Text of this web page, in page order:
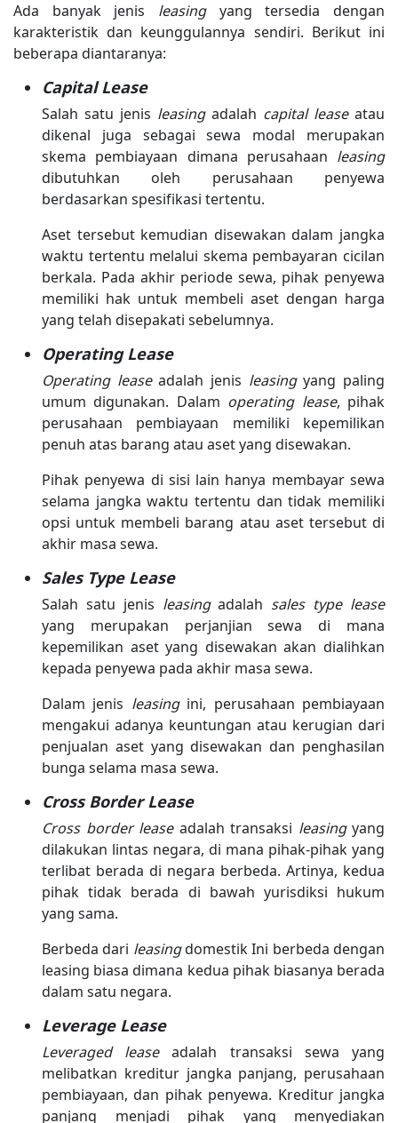
Ada banyak jenis leasing yang tersedia dengan
karakteristik dan keunggulannya sendiri. Berikut ini
beberapa diantaranya:
Capital Lease
Salah satu jenis leasingadalah capital leaseatau
dikenal juga sebagai sewa modal merupakan
skema pembiayaan dimana perusahaan leasing
dibutuhkan oleh perusahaan penyewa
berdasarkan spesifikasi tertentu.
Aset tersebut kemudian disewakan dalam jangka
waktu tertentu melalui skema pembayaran cicilan
berkala. Pada akhir periode sewa, pihak penyewa
memiliki hak untuk membeli aset dengan harga
yang telah disepakati sebelumnya.
Operating Lease
Operating leaseadalah jenis leasingyang paling
umum digunakan. Dalam operating lease, pihak
perusahaan pembiayaan memiliki kepemilikan
penuh atas barang atau aset yang disewakan.
Pihak penyewa di sisi lain hanya membayar sewa
selama jangka waktu tertentu dan tidak memiliki
opsi untuk membeli barang atau aset tersebut di
akhir masa sewa.
Sales Type Lease
Salah satu jenis leasingadalah sales type lease
yang merupakan perjanjian sewa di mana
kepemilikan aset yang disewakan akan dialihkan
kepada penyewa pada akhir masa sewa.
Dalam jenis leasing ini, perusahaan pembiayaan
mengakui adanya keuntungan atau kerugian dari
penjualan aset yang disewakan dan penghasilan
bunga selama masa sewa.
Cross Border Lease
Cross border leaseadalah transaksi leasing yang
dilakukan lintas negara, di mana pihak-pihak yang
terlibat berada di negara berbeda. Artinya, kedua
pihak tidak berada di bawah yurisdiksi hukum
yang sama.
Berbeda dari leasingdomestik Ini berbeda dengan
leasing biasa dimana kedua pihak biasanya berada
dalam satu negara.
Leverage Lease
Leveraged leaseadalah transaksi sewa yang
melibatkan kreditur jangka panjang, perusahaan
pembiayaan, dan pihak penyewa. Kreditur jangka
panjang menjadi pihak yang menyediakan